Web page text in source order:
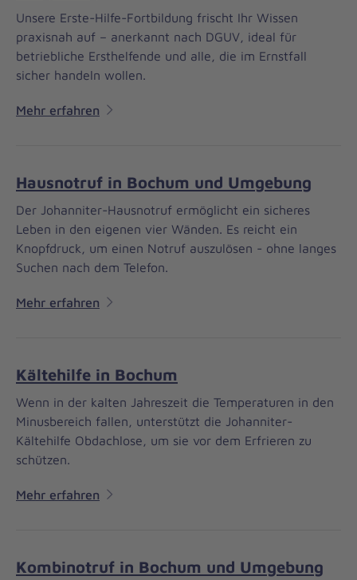
Unsere Erste-Hilfe-Fortbildung frischt Ihr Wissen
praxisnah auf – anerkannt nach DGUV, ideal für
betriebliche Ersthelfende und alle, die im Ernstfall
sicher handeln wollen.
Mehr erfahren
Hausnotruf in Bochum und Umgebung
Der Johanniter-Hausnotruf ermöglicht ein sicheres
Leben in den eigenen vier Wänden. Es reicht ein
Knopfdruck, um einen Notruf auszulösen - ohne langes
Suchen nach dem Telefon.
Mehr erfahren
Kältehilfe in Bochum
Wenn in der kalten Jahreszeit die Temperaturen in den
Minusbereich fallen, unterstützt die Johanniter-
Kältehilfe Obdachlose, um sie vor dem Erfrieren zu
schützen.
Mehr erfahren
Kombinotruf in Bochum und Umgebung